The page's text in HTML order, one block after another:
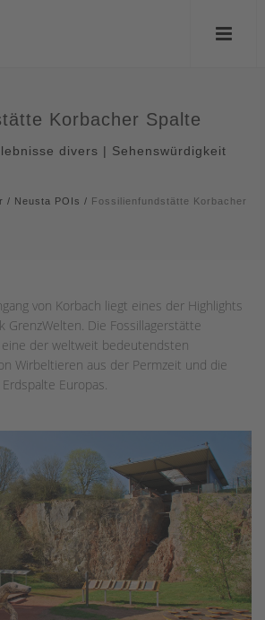
Korbacher Spalte
divers | Sehenswürdigkeit
/ Neusta POIs / Fossilienfundstätte Korbacher
von Korbach liegt eines der Highlights
GrenzWelten. Die Fossillagerstätte
eine der weltweit bedeutendsten
Wirbeltieren aus der Permzeit und die
Europas.